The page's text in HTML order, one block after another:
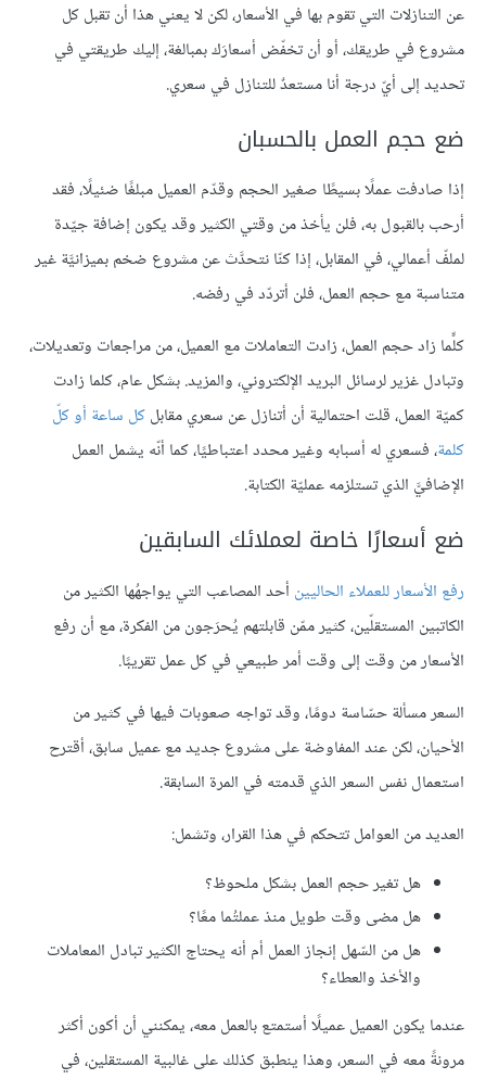
عن التنازلات التي تقوم بها في الأسعار، لكن لا يعني هذا أن تقبل كل
مشروع في طريقك، أو أن تخفّض أسعارَك بمبالغة، إليك طريقتي في
تحديد إلى أيّ درجة أنا مستعدٌ للتنازل في سعري.
ضع حجم العمل بالحسبان
إذا صادفت عملًا بسيطًا صغير الحجم وقدّم العميل مبلغًا ضئيلًا، فقد
أرحب بالقبول به، فلن يأخذ من وقتي الكثير وقد يكون إضافة جيّدة
لملفّ أعمالي، في المقابل، إذا كنّا نتحدَّث عن مشروع ضخم بميزانيَّة غير
متناسبة مع حجم العمل، فلن أتردّد في رفضه.
كلّّما زاد حجم العمل، زادت التعاملات مع العميل، من مراجعات وتعديلات،
وتبادل غزير لرسائل البريد الإلكتروني، والمزيد. بشكل عام، كلما زادت
كميّة العمل، قلت احتمالية أن أتنازل عن سعري مقابلكل ساعة أو كلّ
كلمة، فسعري له أسبابه وغير محدد اعتباطيًا، كما أنّه يشمل العمل
الإضافيَّ الذي تستلزمه عمليّة الكتابة.
ضع أسعارًا خاصة لعملائك السابقين
رفع الأسعار للعملاء الحاليين أحد المصاعب التي يواجهُها الكثير من
الكاتبين المستقلّين، كثير ممّن قابلتهم يُحرَجون من الفكرة، مع أن رفع
الأسعار من وقت إلى وقت أمر طبيعي في كل عمل تقريبًا.
السعر مسألة حسّاسة دومًا، وقد تواجه صعوبات فيها في كثير من
الأحيان، لكن عند المفاوضة على مشروع جديد مع عميل سابق، أقترح
استعمال نفس السعر الذي قدمته في المرة السابقة.
العديد من العوامل تتحكم في هذا القرار، وتشمل:
هل تغير حجم العمل بشكل ملحوظ؟
هل مضى وقت طويل منذ عملتُما معًا؟
هل من السّهل إنجاز العمل أم أنه يحتاج الكثير تبادل المعاملات
والأخذ والعطاء؟
عندما يكون العميل عميلًا أستمتع بالعمل معه، يمكنني أن أكون أكثر
مرونةً معه في السعر، وهذا ينطبق كذلك على غالبية المستقلين، في